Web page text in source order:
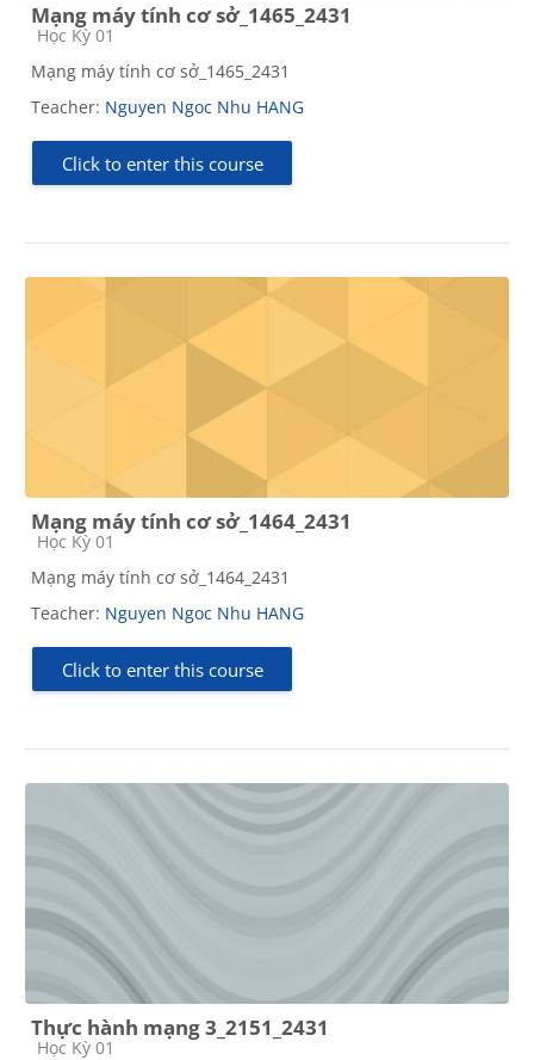
Mạng máy tính cơ sở_1465_2431
Course category
Học Kỳ 01
Mạng máy tính cơ sở_1465_2431
Teacher: Nguyen Ngoc Nhu HANG
Click to enter this course
Mạng máy tính cơ sở_1464_2431
Course category
Học Kỳ 01
Mạng máy tính cơ sở_1464_2431
Teacher: Nguyen Ngoc Nhu HANG
Click to enter this course
Thực hành mạng 3_2151_2431
Course category
Học Kỳ 01